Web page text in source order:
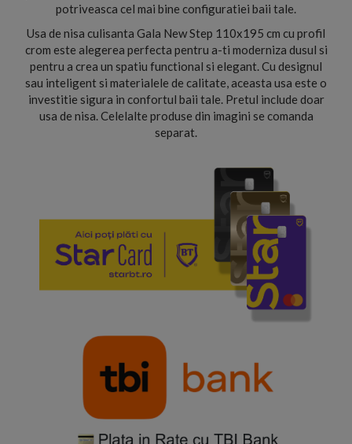
potriveasca cel mai bine configuratiei baii tale.
Usa de nisa culisanta Gala New Step 110x195 cm cu profil
crom este alegerea perfecta pentru a-ti moderniza dusul si
pentru a crea un spatiu functional si elegant. Cu designul
sau inteligent si materialele de calitate, aceasta usa este o
investitie sigura in confortul baii tale. Pretul include doar
usa de nisa. Celelalte produse din imagini se comanda
separat.